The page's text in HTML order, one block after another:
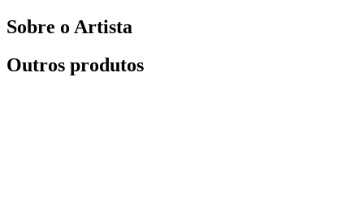
Sobre o Artista
Outros produtos